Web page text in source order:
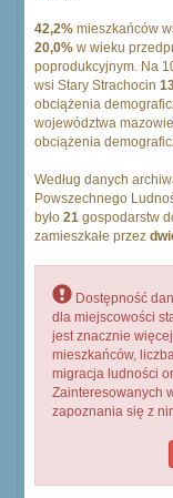
42,2% mieszkańców
20,0% w wieku
poprodukcyjnym. Na
wsi Stary Strachocin
obciążenia
województwa
obciążenia
Według danych
Powszechnego
było 21 gospodarstw
zamieszkałe przez
Dostępność
dla miejscowości
jest znacznie
mieszkańców,
migracja ludności
Zainteresowanych
zapoznania się z